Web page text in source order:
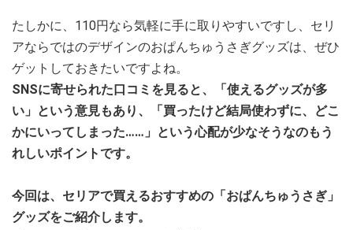
たしかに、110円なら気軽に手に取りやすいですし、セリ
アならではのデザインのおぱんちゅうさぎグッズは、ぜひ
ゲットしておきたいですよね。
SNSに寄せられた口コミを見ると、「使えるグッズが多
い」という意見もあり、「買ったけど結局使わずに、どこ
かにいってしまった……」という心配が少なそうなのもう
れしいポイントです。
今回は、セリアで買えるおすすめの「おぱんちゅうさぎ」
グッズをご紹介します。